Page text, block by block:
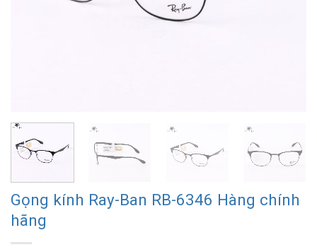
Gọng kính Ray-Ban RB-6346 Hàng chính
hãng